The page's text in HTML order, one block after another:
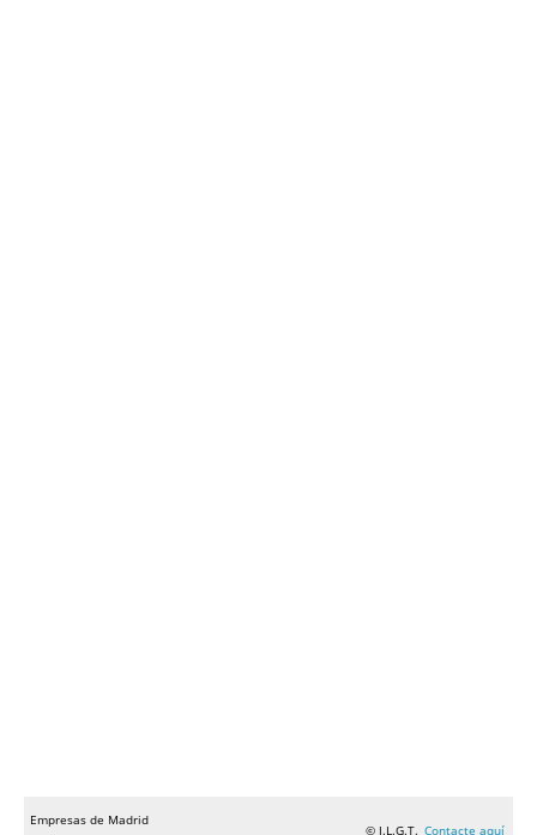
Empresas de Madrid
© J.L.G.T. Contacte aquí